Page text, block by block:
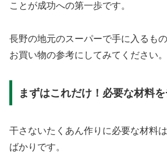
ことが成功への第一歩です。
長野の地元のスーパーで手に入るも
お買い物の参考にしてみてください。
まずはこれだけ！必要な材料
干さないたくあん作りに必要な材料
ばかりです。